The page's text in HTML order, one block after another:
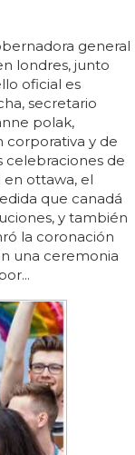
general
londres, junto
oficial es
secretario
polak,
corporativa y de
celebraciones de
en ottawa, el
que canadá
y también
la coronación
una ceremonia